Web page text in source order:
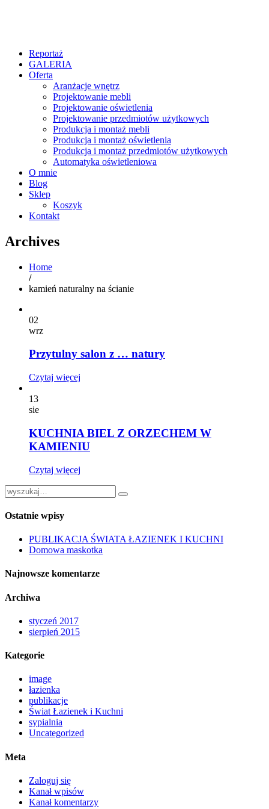
Reportaż
GALERIA
Oferta
Aranżacje wnętrz
Projektowanie mebli
Projektowanie oświetlenia
Projektowanie przedmiotów użytkowych
Produkcja i montaż mebli
Produkcja i montaż oświetlenia
Produkcja i montaż przedmiotów użytkowych
Automatyka oświetleniowa
O mnie
Blog
Sklep
Koszyk
Kontakt
Archives
Home
/
kamień naturalny na ścianie
02
wrz
Przytulny salon z … natury
Czytaj więcej
13
sie
KUCHNIA BIEL Z ORZECHEM W
KAMIENIU
Czytaj więcej
Ostatnie wpisy
PUBLIKACJA ŚWIATA ŁAZIENEK I KUCHNI
Domowa maskotka
Najnowsze komentarze
Archiwa
styczeń 2017
sierpień 2015
Kategorie
image
łazienka
publikacje
Świat Łazienek i Kuchni
sypialnia
Uncategorized
Meta
Zaloguj się
Kanał wpisów
Kanał komentarzy